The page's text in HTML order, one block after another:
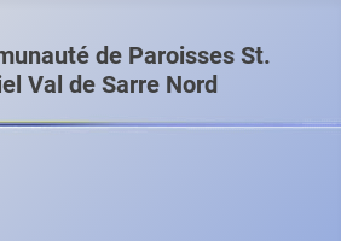
de Paroisses St.
Val de Sarre Nord